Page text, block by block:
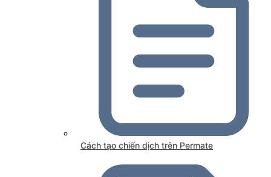
Cách tạo chiến dịch trên Permate